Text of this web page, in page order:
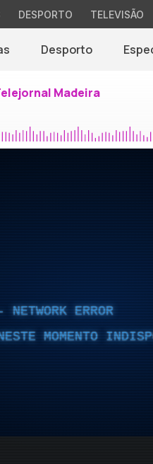
DESPORTO TELEVISÃO
Desporto
Madeira
ERROR
MOMENTO